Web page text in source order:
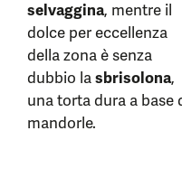
selvaggina, mentre il
dolce per eccellenza
della zona è senza
dubbio lasbrisolona,
una torta dura a base
mandorle.